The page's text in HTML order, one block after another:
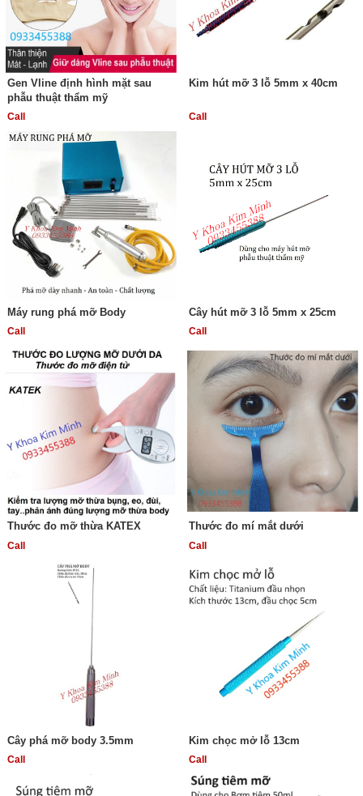
Gen Vline định hình mặt sau
phẫu thuật thẩm mỹ
Call
Kim hút mỡ 3 lỗ 5mm x 40cm
Call
Máy rung phá mỡ Body
Call
Cây hút mỡ 3 lỗ 5mm x 25cm
Call
Thước đo mỡ thừa KATEX
Call
Thước đo mí mắt dưới
Call
Cây phá mỡ body 3.5mm
Call
Kim chọc mở lỗ 13cm
Call